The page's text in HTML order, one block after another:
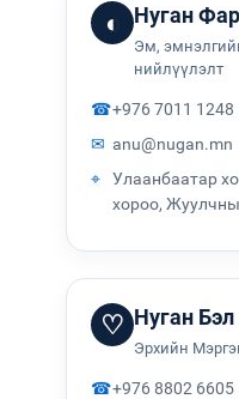
◐ Нуган
Эм,
нийлүүлэлт
☎+976 7011 1248
✉ anu@nugan.mn
⌖
Улаанбаатар
хороо,
♡ Нуган
Эрхийн
☎+976 8802 6605